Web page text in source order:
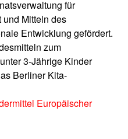
für
Mitteln des
Entwicklung gefördert.
zum
3-Jährige Kinder
Berliner Kita-
Europäischer